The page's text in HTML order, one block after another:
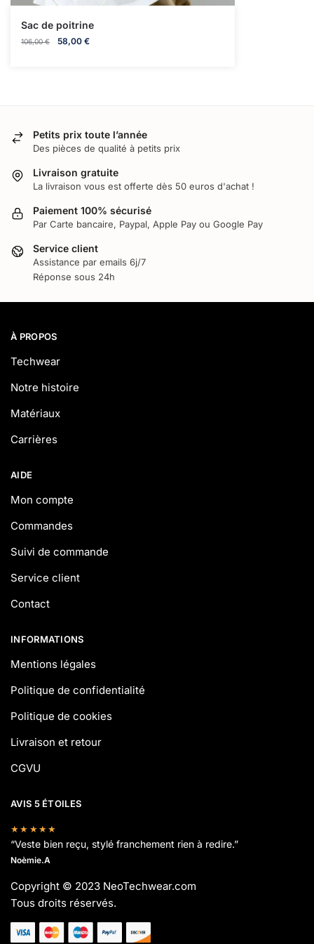
Sac de poitrine
106,00€ 58,00 €
Petits prix toute l’année
Des pièces de qualité à petits prix
Livraison gratuite
La livraison vous est offerte dès 50 euros d'achat !
Paiement 100% sécurisé
Par Carte bancaire, Paypal, Apple Pay ou Google Pay
Service client
Assistance par emails 6j/7
Réponse sous 24h
À PROPOS
Techwear
Notre histoire
Matériaux
Carrières
AIDE
Mon compte
Commandes
Suivi de commande
Service client
Contact
INFORMATIONS
Mentions légales
Politique de confidentialité
Politique de cookies
Livraison et retour
CGVU
AVIS 5 ÉTOILES
★★★★★
“Veste bien reçu, stylé franchement rien à redire.”
Noèmie.A
Copyright © 2023 NeoTechwear.com
Tous droits réservés.